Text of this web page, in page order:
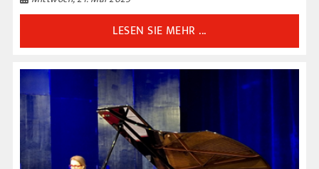
LESEN SIE MEHR ...